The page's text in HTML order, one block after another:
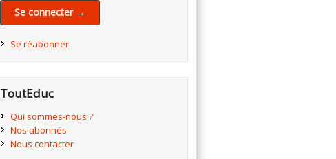
Se connecter →
Se réabonner
ToutEduc
Qui sommes-nous ?
Nos abonnés
Nous contacter